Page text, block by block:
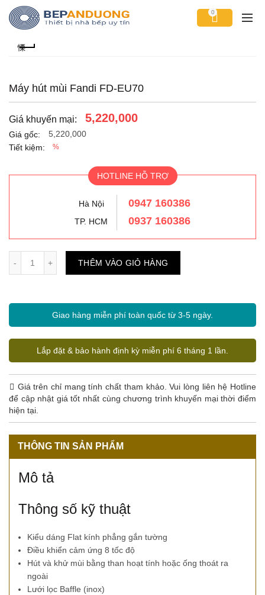
0
Máy hút mùi Fandi FD-EU70
Giá khuyến mại: 5,220,000
Giá gốc:
5,220,000
Tiết kiệm:
%
HOTLINE HỖ TRỢ
Hà Nội 0947 160386
TP. HCM 0937 160386
THÊM VÀO GIỎ HÀNG
Giao hàng miễn phí toàn quốc từ 3-5 ngày.
Lắp đặt & bảo hành định kỳ miễn phí 6 tháng 1 lần.
Giá trên chỉ mang tính chất tham khảo. Vui lòng liên hệ Hotline
để cập nhật giá tốt nhất cùng chương trình khuyến mại thời điểm
hiện tại.
THÔNG TIN SẢN PHẨM
Mô tả
Thông số kỹ thuật
Kiểu dáng Flat kính phẳng gắn tường
Điều khiển cảm ứng 8 tốc độ
Hút và khử mùi bằng than hoạt tính hoặc ống thoát ra
ngoài
Lưới lọc Baffle (inox)